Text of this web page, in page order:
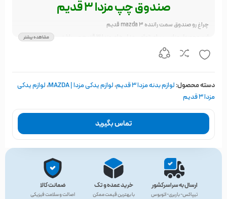
صندوق چپ مزدا 3 قدیم
چراغ رو صندوق سمت راننده mazda 3 قدیم
مشاهده بیشتر
دسته محصول:لوازم بدنه مزدا 3 قدیم ،لوازم یدکی مزدا | MAZDA ،لوازم یدکی
مزدا ۳ قدیم
تماس بگیرید
ارسال به سراسرکشور
تیپاکس- باربری- اتوبوس
خرید عمده و تک
با بهترین قیمت ممکن
ضمانت کالا
اصالت و سلامت فیزیکی